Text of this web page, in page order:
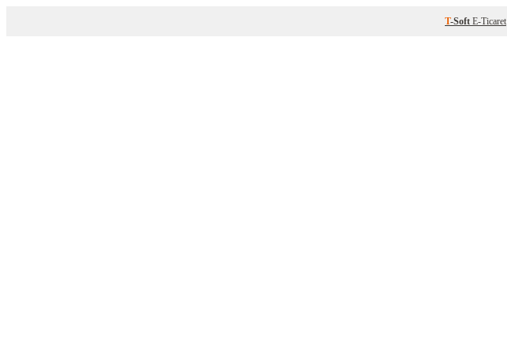
T-Soft E-Ticaret